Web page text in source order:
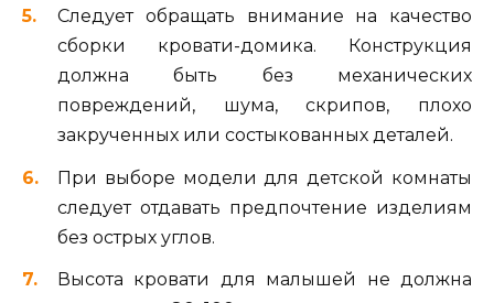
Следует обращать внимание на качество
сборки кровати-домика. Конструкция
должна быть без механических
повреждений, шума, скрипов, плохо
закрученных или состыкованных деталей.
При выборе модели для детской комнаты
следует отдавать предпочтение изделиям
без острых углов.
Высота кровати для малышей не должна